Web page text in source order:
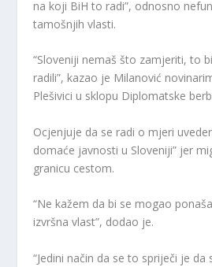
na koji BiH to radi”, odnosno
tamošnjih vlasti.
“Sloveniji nemaš što zamjeriti, to
radili”, kazao je Milanović
Plešivici u sklopu Diplomatske
Ocjenjuje da se radi o mjeri
domaće javnosti u Sloveniji” jer
granicu cestom.
“Ne kažem da bi se mogao
izvršna vlast”, dodao je.
“Jedini način da se to spriječi je da